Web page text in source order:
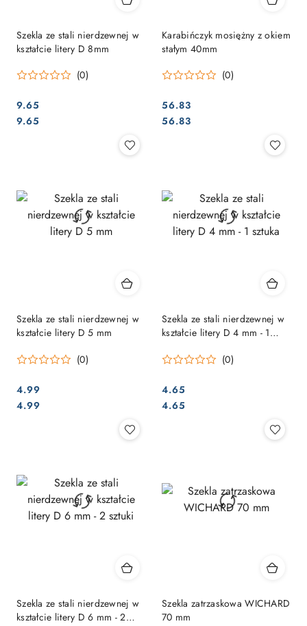
Szekla ze stali nierdzewnej w
kształcie litery D 8mm
(0)
Cena:
9.65
Cena:
9.65
Karabińczyk mosiężny z okiem
stałym 40mm
(0)
Cena:
56.83
Cena:
56.83
Szekla ze stali nierdzewnej w
kształcie litery D 5 mm
(0)
Cena:
4.99
Cena:
4.99
Szekla ze stali nierdzewnej w
kształcie litery D 4 mm - 1
(0)
Cena:
4.65
Cena:
4.65
Szekla ze stali nierdzewnej w
kształcie litery D 6 mm - 2
Szekla zatrzaskowa WICHARD
70 mm